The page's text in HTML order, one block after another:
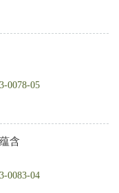
0078-05
含
0083-04